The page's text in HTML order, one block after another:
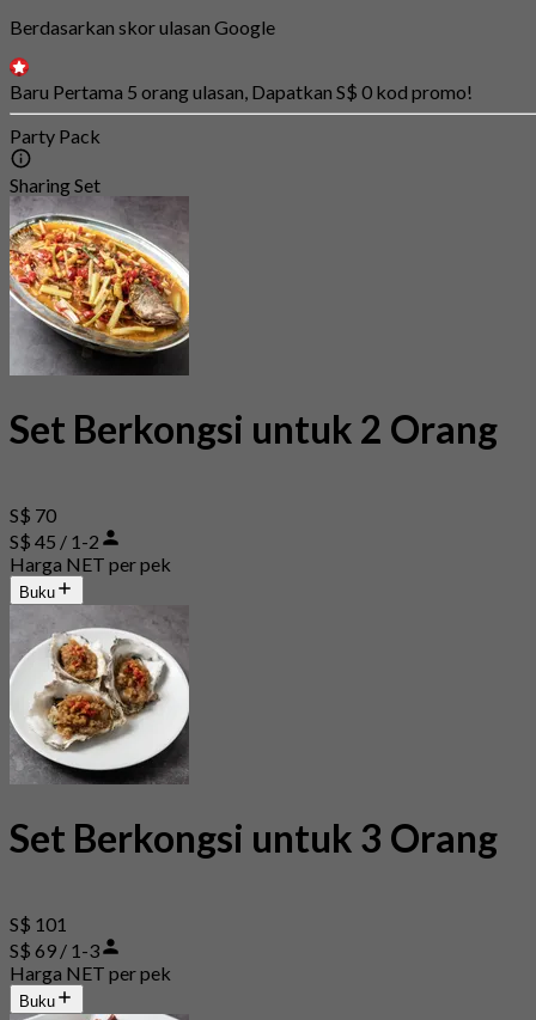
Berdasarkan skor ulasan Google
Baru Pertama 5 orang ulasan, Dapatkan S$ 0 kod promo!
Party Pack
Sharing Set
Set Berkongsi untuk 2 Orang
S$ 70
S$ 45 / 1-2
Harga NET per pek
Buku
Set Berkongsi untuk 3 Orang
S$ 101
S$ 69 / 1-3
Harga NET per pek
Buku